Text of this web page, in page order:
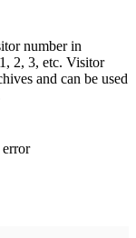
number in
2, 3, etc. Visitor
and can be used
error